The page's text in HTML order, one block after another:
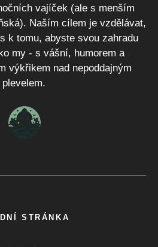
vajíček (ale s menším
Naším cílem je vzdělávat,
k tomu, abyste svou zahradu
my - s vášní, humorem a
výkřikem nad nepoddajným
plevelem.
STRÁNKA